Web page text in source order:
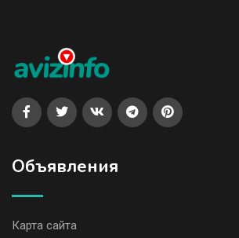
Объявления
Карта сайта